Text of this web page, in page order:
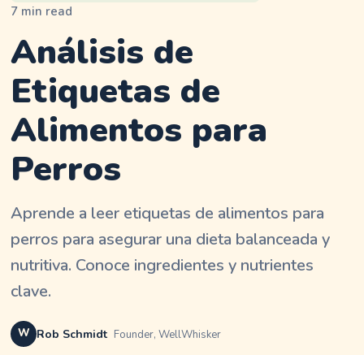
7 min read
Análisis de
Etiquetas de
Alimentos para
Perros
Aprende a leer etiquetas de alimentos para
perros para asegurar una dieta balanceada y
nutritiva. Conoce ingredientes y nutrientes
clave.
W Rob Schmidt Founder, WellWhisker